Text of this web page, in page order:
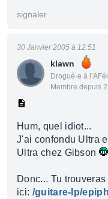
signaler
klawn
Drogué·e à
Membre depuis
30 Janvier 2005 à 12:51
Hum, quel idiot...
J'ai confondu Ultra
Ultra chez Gibson
Donc... Tu
ici: /guitare-lp/